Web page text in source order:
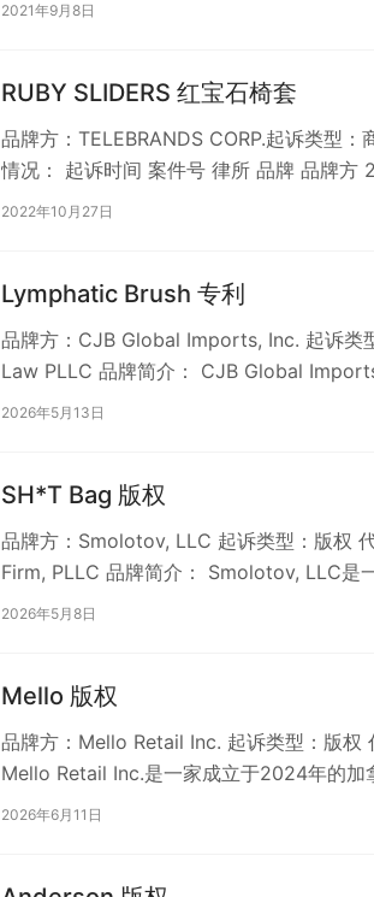
2021年9月8日
RUBY SLIDERS 红宝石椅套
品牌方：TELEBRANDS CORP.起诉类型
情况： 起诉时间 案件号 律所 品牌 品牌
2022年10月27日
Lymphatic Brush 专利
品牌方：CJB Global Imports, Inc. 起诉类
Law PLLC 品牌简介： CJB Global
2026年5月13日
SH*T Bag 版权
品牌方：Smolotov, LLC 起诉类型：版权
Firm, PLLC 品牌简介： Smolotov, LLC是
2026年5月8日
Mello 版权
品牌方：Mello Retail Inc. 起诉类型：版权
Mello Retail Inc.是一家成立于2024年的加
2026年6月11日